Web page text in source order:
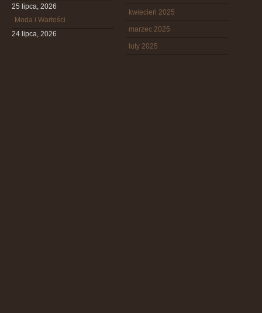
25 lipca, 2026
Moda i Wartości
24 lipca, 2026
kwiecień 2025
marzec 2025
luty 2025